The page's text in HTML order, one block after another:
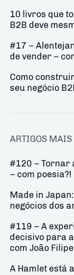
10 livros que
B2B deve
#17 –
de vender –
Como
seu negócio
ARTIGOS MAIS
#120 – Tornar
– com
Made in
negócios dos
#119 – A
decisivo para
com João
A Hamlet está